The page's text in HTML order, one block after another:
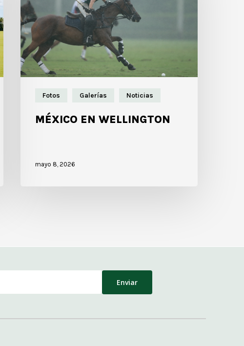
Fotos Galerías Noticias
MÉXICO EN WELLINGTON
mayo 8, 2026